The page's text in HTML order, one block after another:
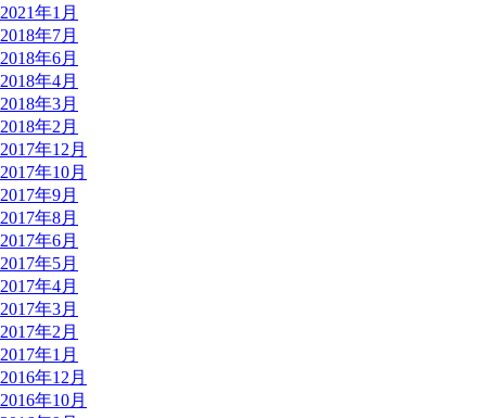
2021年1月
2018年7月
2018年6月
2018年4月
2018年3月
2018年2月
2017年12月
2017年10月
2017年9月
2017年8月
2017年6月
2017年5月
2017年4月
2017年3月
2017年2月
2017年1月
2016年12月
2016年10月